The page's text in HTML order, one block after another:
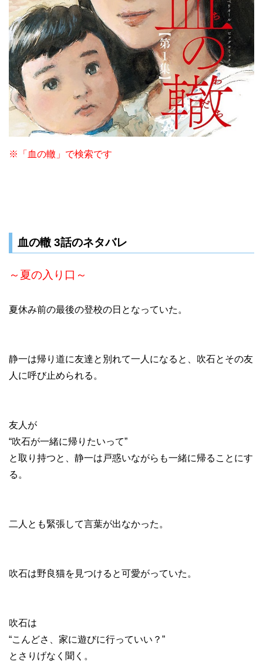
※「血の轍」で検索です
血の轍 3話のネタバレ
～夏の入り口～
夏休み前の最後の登校の日となっていた。
静一は帰り道に友達と別れて一人になると、吹石とその友
人に呼び止められる。
友人が
“吹石が一緒に帰りたいって”
と取り持つと、静一は戸惑いながらも一緒に帰ることにす
る。
二人とも緊張して言葉が出なかった。
吹石は野良猫を見つけると可愛がっていた。
吹石は
“こんどさ、家に遊びに行っていい？”
とさりげなく聞く。